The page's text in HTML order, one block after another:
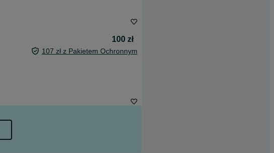
100 zł
107 zł z Pakietem Ochronnym